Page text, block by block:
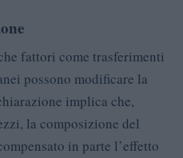
fattori come trasferimenti
possono modificare la
implica che,
la composizione del
in parte l’effetto